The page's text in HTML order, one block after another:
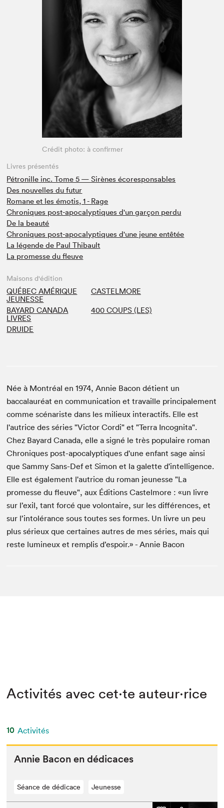
Espace enseignant·e·s
Crédit photo: à confirmer
Livres présentés
Pétronille inc. Tome 5 — Sirènes écoresponsables
Des nouvelles du futur
Romane et les émotis, 1 - Rage
Chroniques post-apocalyptiques d'un garçon perdu
De la beauté
Chroniques post-apocalyptiques d'une jeune entêtée
La légende de Paul Thibault
La promesse du fleuve
Maisons d'édition
QUÉBEC AMÉRIQUE
JEUNESSE
CASTELMORE
BAYARD CANADA
LIVRES
400 COUPS (LES)
DRUIDE
Née à Montréal en 1974, Annie Bacon détient un
baccalauréat en communication et travaille principalement
comme scénariste dans les milieux interactifs. Elle est
l'autrice des séries "Victor Cordi" et "Terra Incognita".
Chez Bayard Canada, elle a signé le très populaire roman
Chroniques post-apocalyptiques d'une enfant sage ainsi
que Sammy Sans-Def et Simon et la galette d'intelligence.
Elle est également l'autrice du roman jeunesse "La
promesse du fleuve", aux Éditions Castelmore : «un livre
sur l’exil, tant forcé que volontaire, sur les différences, et
sur l’intolérance sous toutes ses formes. Un livre un peu
plus sérieux que certaines autres de mes séries, mais qui
reste lumineux et remplis d’espoir.» - Annie Bacon
Activités avec cet·te auteur·rice
10 Activités
Annie Bacon en dédicaces
Séance de dédicace Jeunesse